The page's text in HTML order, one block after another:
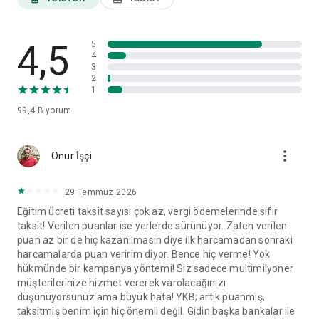
World Mobil'i yorumlarınız doğrultusunda geliştirmeye devam
edeceğiz.
4,5
99,4 B yorum
5
4
3
2
1
Onur İşçi more_vert
29 Temmuz 2026
Eğitim ücreti taksit sayısı çok az, vergi ödemelerinde sıfır
taksit! Verilen puanlar ise yerlerde sürünüyor. Zaten verilen
puan az bir de hiç kazanılmasın diye ilk harcamadan sonraki
harcamalarda puan veririm diyor. Bence hiç verme! Yok
hükmünde bir kampanya yöntemi! Siz sadece multimilyoner
müşterilerinize hizmet vererek varolacağınızı
düşünüyorsunuz ama büyük hata! YKB; artık puanmış,
taksitmiş benim için hiç önemli değil. Gidin başka bankalar ile